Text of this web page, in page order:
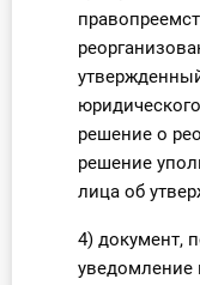
решение о
решение
лица об
4) документ,
уведомление